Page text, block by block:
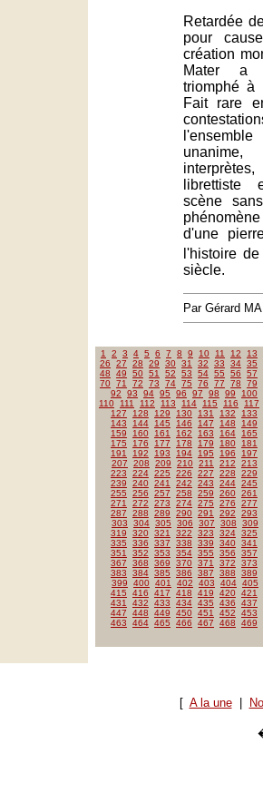
Retardée
pour
création
Mater a
triomphé à
Fait rare
librettiste
scène
d'une
l'histoire
siècle.
Par Gérard
1 2 3 4 5 6 7 8 9 10 11 12
13
26
27 28 29 30 31 32 33 34 35
48
49 50 51 52 53 54 55 56
57
70 71 72 73 74 75 76 77 78
79
92
93 94 95 96 97 98 99
100
110
111 112 113 114 115 116
117
127
128 129 130 131 132
133
143
144 145 146 147 148
149
159
160 161 162 163 164
165
175
176 177 178 179 180
181
191
192 193 194 195 196
197
207
208 209 210 211 212
213
223
224 225 226 227 228
229
239
240 241 242 243 244 245
255
256 257 258 259 260 261
271
272 273 274 275 276
277
287
288 289 290 291 292
293
303
304 305 306 307 308
309
319
320 321 322 323 324 325
335
336 337 338 339 340 341
351
352 353 354 355 356
357
367
368 369 370 371 372
373
383
384 385 386 387 388
389
399
400 401 402 403 404 405
415
416 417 418 419 420 421
431
432 433 434 435 436
437
447
448 449 450 451 452
453
463
464 465 466 467 468 469
[ A la une|